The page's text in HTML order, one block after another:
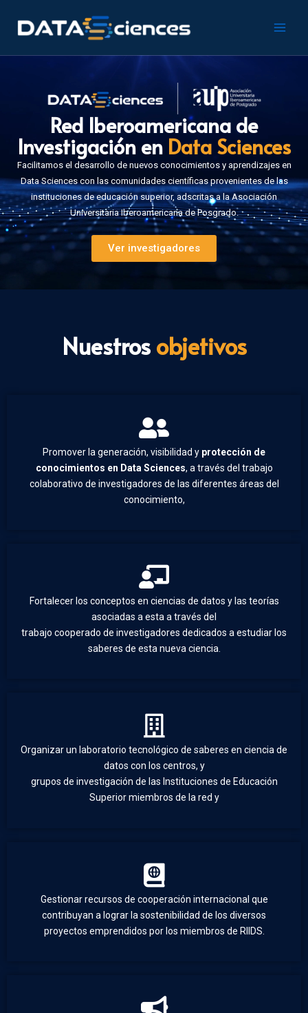
contenido
Red Iberoamericana de
Investigación en Data Sciences
Facilitamos el desarrollo de nuevos conocimientos y aprendizajes en
Data Sciences con las comunidades científicas provenientes de las
instituciones de educación superior, adscritas a la Asociación
Universitaria Iberoamericana de Posgrado.
Ver investigadores
Nuestros objetivos
Promover la generación, visibilidad y protección de
conocimientos en Data Sciences, a través del trabajo
colaborativo de investigadores de las diferentes áreas del
conocimiento,
Fortalecer los conceptos en ciencias de datos y las teorías
asociadas a esta a través del
trabajo cooperado de investigadores dedicados a estudiar los
saberes de esta nueva ciencia.
Organizar un laboratorio tecnológico de saberes en ciencia de
datos con los centros, y
grupos de investigación de las Instituciones de Educación
Superior miembros de la red y
Gestionar recursos de cooperación internacional que
contribuyan a lograr la sostenibilidad de los diversos
proyectos emprendidos por los miembros de RIIDS.